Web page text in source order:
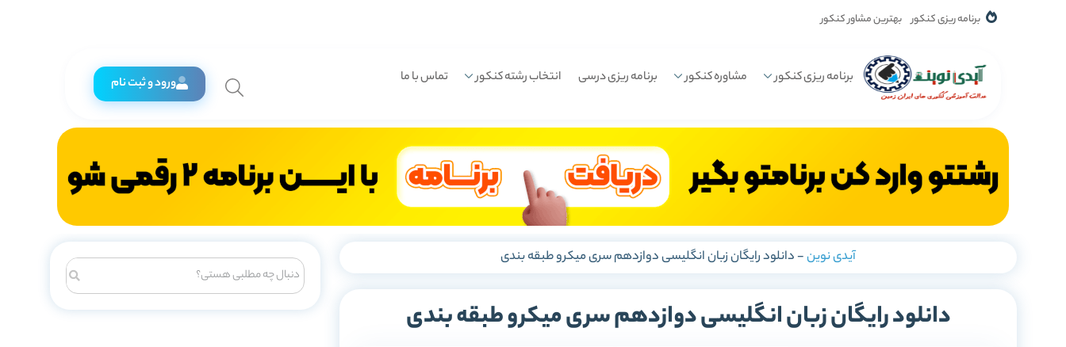
برنامه ریزی کنکور بهترین مشاور کنکور
برنامه ریزی کنکور مشاوره کنکور برنامه ریزی درسی انتخاب رشته کنکور تماس با ما ورود و ثبت نام
آیدی نوین-دانلود رایگان زبان انگلیسی دوازدهم سری میکرو طبقه بندی
دانلود رایگان زبان انگلیسی دوازدهم سری میکرو طبقه بندی